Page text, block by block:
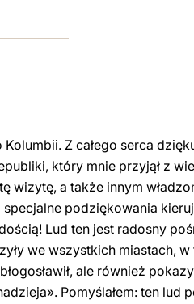
Z całego serca
który mnie przyjął z
a także innym
podziękowania
Lud ten jest radosny
we wszystkich miastach, w
ale również
Pomyślałem: ten lud